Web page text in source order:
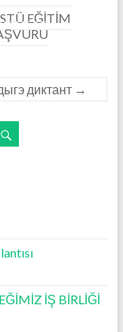
EĞİTİM
диктант →
İŞ BİRLİĞİ